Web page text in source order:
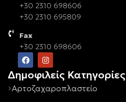
+30 2310 698606
+30 2310 695809
Fax
+30 2310 698606
Δημοφιλείς Κατηγορίες
Αρτοζαχαροπλαστείο